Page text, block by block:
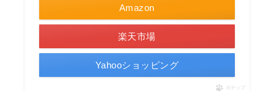
Amazon
楽天市場
Yahooショッピング
ポチップ